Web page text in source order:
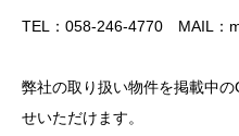
TEL：058-246-4770 MAIL：
弊社の取り扱い物件を掲載中
せいただけます。